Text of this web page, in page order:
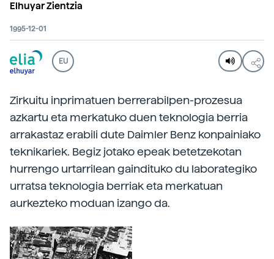
Elhuyar Zientzia
1995-12-01
EU
Zirkuitu inprimatuen berrerabilpen-prozesua
azkartu eta merkatuko duen teknologia berria
arrakastaz erabili dute Daimler Benz konpainiako
teknikariek. Begiz jotako epeak betetzekotan
hurrengo urtarrilean gaindituko du laborategiko
urratsa teknologia berriak eta merkatuan
aurkezteko moduan izango da.